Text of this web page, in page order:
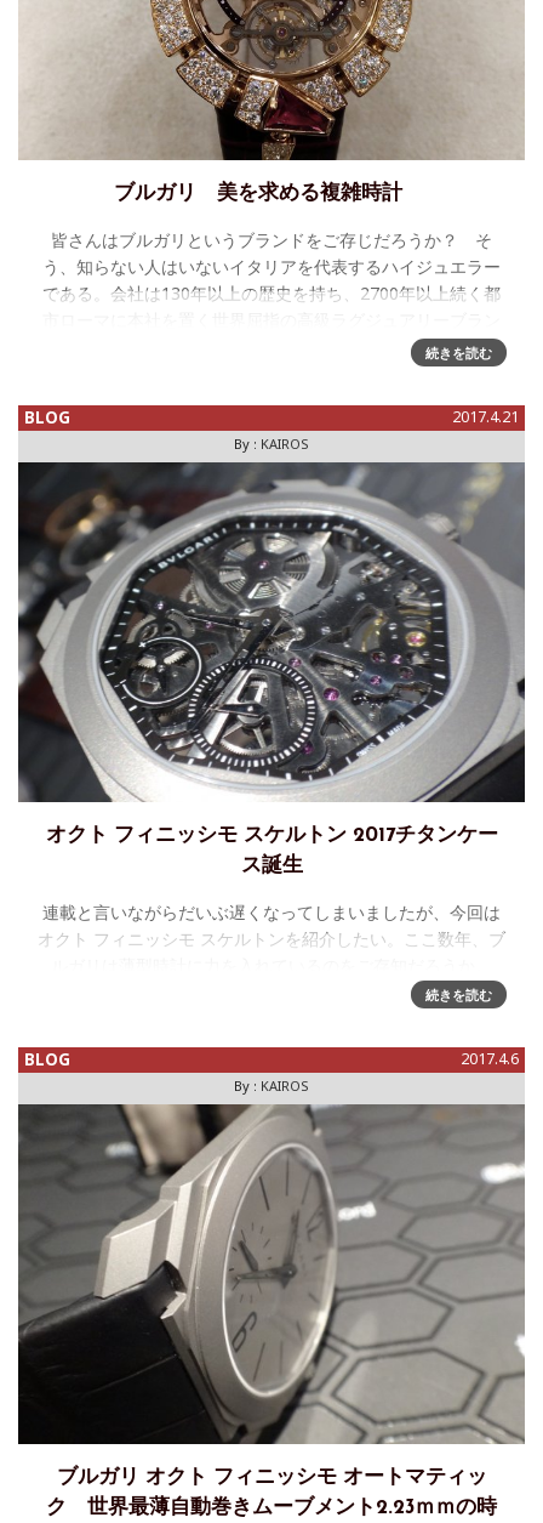
ブルガリ 美を求める複雑時計
皆さんはブルガリというブランドをご存じだろうか？ そ
う、知らない人はいないイタリアを代表するハイジュエラー
である。会社は130年以上の歴史を持ち、2700年以上続く都
続きを読む
BLOG 2017.4.21
By : KAIROS
オクト フィニッシモ スケルトン 2017チタンケー
ス誕生
連載と言いながらだいぶ遅くなってしまいましたが、今回は
オクト フィニッシモ スケルトンを紹介したい。ここ数年、ブ
2014年オクト フィニッシモ（手巻き）、オクト フィニッシ
続きを読む
BLOG 2017.4.6
By : KAIROS
ブルガリ オクト フィニッシモ オートマティッ
ク 世界最薄自動巻きムーブメント2.23ｍｍの時